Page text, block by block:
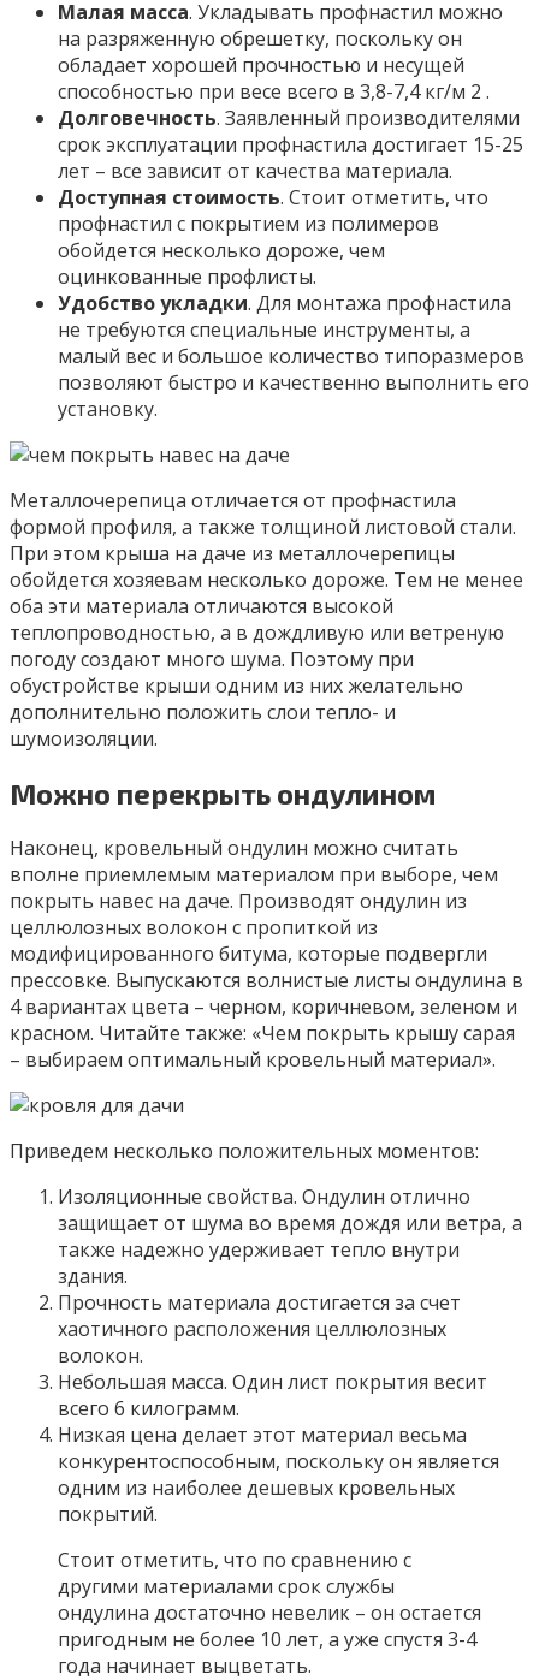
Малая масса. Укладывать профнастил можно
на разряженную обрешетку, поскольку он
обладает хорошей прочностью и несущей
способностью при весе всего в 3,8-7,4 кг/м 2 .
Долговечность. Заявленный производителями
срок эксплуатации профнастила достигает 15-25
лет – все зависит от качества материала.
Доступная стоимость. Стоит отметить, что
профнастил с покрытием из полимеров
обойдется несколько дороже, чем
оцинкованные профлисты.
Удобство укладки. Для монтажа профнастила
не требуются специальные инструменты, а
малый вес и большое количество типоразмеров
позволяют быстро и качественно выполнить его
установку.
Металлочерепица отличается от профнастила
формой профиля, а также толщиной листовой стали.
При этом крыша на даче из металлочерепицы
обойдется хозяевам несколько дороже. Тем не менее
оба эти материала отличаются высокой
теплопроводностью, а в дождливую или ветреную
погоду создают много шума. Поэтому при
обустройстве крыши одним из них желательно
дополнительно положить слои тепло- и
шумоизоляции.
Можно перекрыть ондулином
Наконец, кровельный ондулин можно считать
вполне приемлемым материалом при выборе, чем
покрыть навес на даче. Производят ондулин из
целлюлозных волокон с пропиткой из
модифицированного битума, которые подвергли
прессовке. Выпускаются волнистые листы ондулина в
4 вариантах цвета – черном, коричневом, зеленом и
красном. Читайте также: «Чем покрыть крышу сарая
– выбираем оптимальный кровельный материал».
Приведем несколько положительных моментов:
Изоляционные свойства. Ондулин отлично
защищает от шума во время дождя или ветра, а
также надежно удерживает тепло внутри
здания.
Прочность материала достигается за счет
хаотичного расположения целлюлозных
волокон.
Небольшая масса. Один лист покрытия весит
всего 6 килограмм.
Низкая цена делает этот материал весьма
конкурентоспособным, поскольку он является
одним из наиболее дешевых кровельных
покрытий.
Стоит отметить, что по сравнению с
другими материалами срок службы
ондулина достаточно невелик – он остается
пригодным не более 10 лет, а уже спустя 3-4
года начинает выцветать.